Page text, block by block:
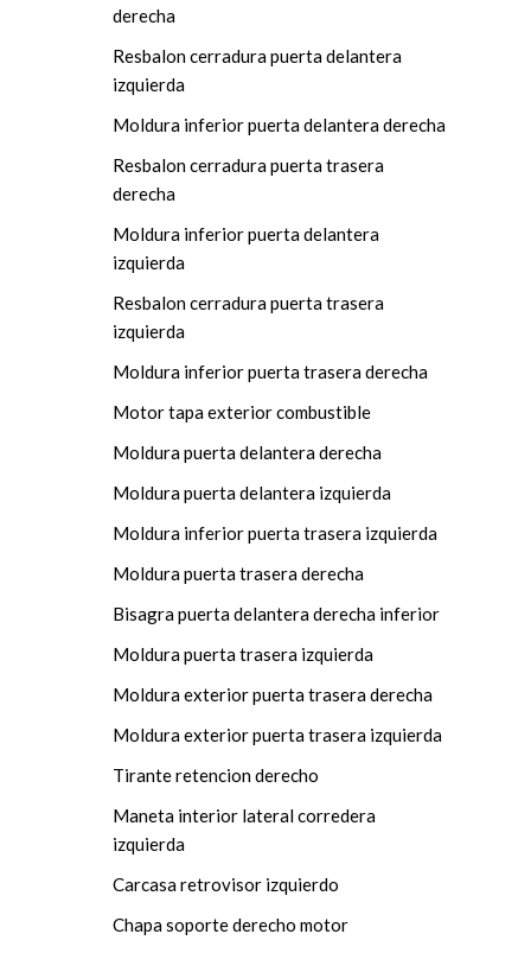
derecha
Resbalon cerradura puerta delantera
izquierda
Moldura inferior puerta delantera derecha
Resbalon cerradura puerta trasera
derecha
Moldura inferior puerta delantera
izquierda
Resbalon cerradura puerta trasera
izquierda
Moldura inferior puerta trasera derecha
Motor tapa exterior combustible
Moldura puerta delantera derecha
Moldura puerta delantera izquierda
Moldura inferior puerta trasera izquierda
Moldura puerta trasera derecha
Bisagra puerta delantera derecha inferior
Moldura puerta trasera izquierda
Moldura exterior puerta trasera derecha
Moldura exterior puerta trasera izquierda
Tirante retencion derecho
Maneta interior lateral corredera
izquierda
Carcasa retrovisor izquierdo
Chapa soporte derecho motor